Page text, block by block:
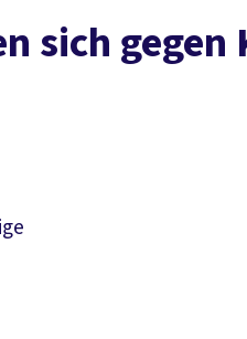
sich gegen